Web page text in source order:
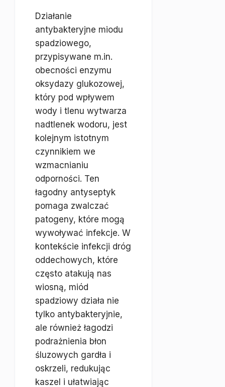
Działanie
antybakteryjne miodu
spadziowego,
przypisywane m.in.
obecności enzymu
oksydazy glukozowej,
który pod wpływem
wody i tlenu wytwarza
nadtlenek wodoru, jest
kolejnym istotnym
czynnikiem we
wzmacnianiu
odporności. Ten
łagodny antyseptyk
pomaga zwalczać
patogeny, które mogą
wywoływać infekcje. W
kontekście infekcji dróg
oddechowych, które
często atakują nas
wiosną, miód
spadziowy działa nie
tylko antybakteryjnie,
ale również łagodzi
podrażnienia błon
śluzowych gardła i
oskrzeli, redukując
kaszel i ułatwiając